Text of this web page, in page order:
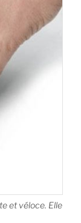
et véloce. Elle